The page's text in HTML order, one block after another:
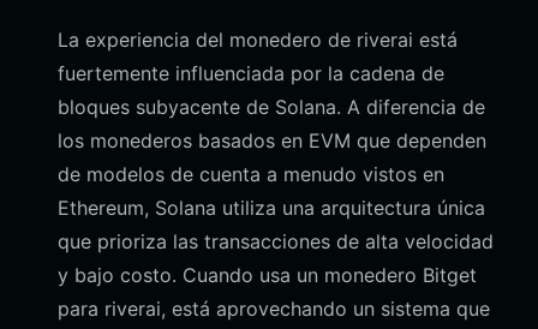
La experiencia del monedero de riverai está
fuertemente influenciada por la cadena de
bloques subyacente de Solana. A diferencia de
los monederos basados en EVM que dependen
de modelos de cuenta a menudo vistos en
Ethereum, Solana utiliza una arquitectura única
que prioriza las transacciones de alta velocidad
y bajo costo. Cuando usa un monedero Bitget
para riverai, está aprovechando un sistema que